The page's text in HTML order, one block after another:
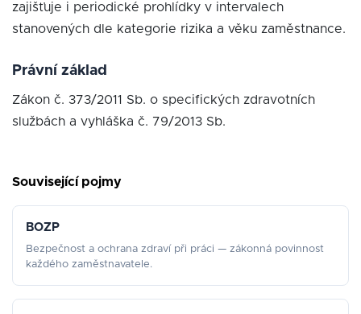
zajišťuje i periodické prohlídky v intervalech
stanovených dle kategorie rizika a věku zaměstnance.
Právní základ
Zákon č. 373/2011 Sb. o specifických zdravotních
službách a vyhláška č. 79/2013 Sb.
Související pojmy
BOZP
Bezpečnost a ochrana zdraví při práci — zákonná povinnost
každého zaměstnavatele.